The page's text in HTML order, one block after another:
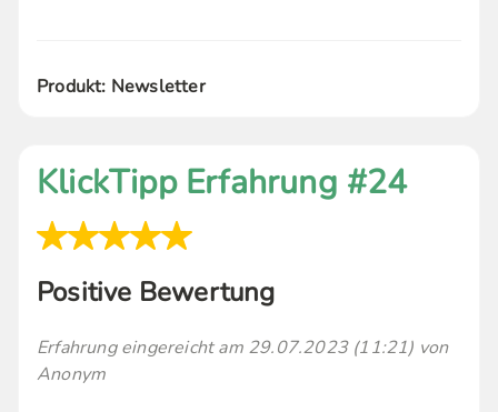
Produkt: Newsletter
KlickTipp Erfahrung #24
Positive Bewertung
Erfahrung eingereicht am 29.07.2023 (11:21) von
Anonym